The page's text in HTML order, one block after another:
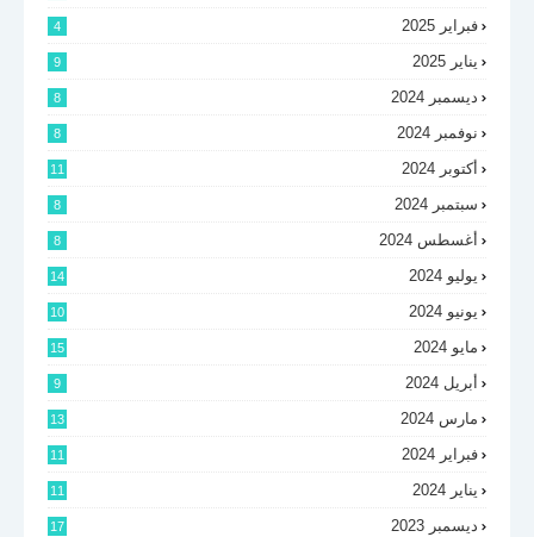
فبراير 2025 4
يناير 2025 9
ديسمبر 2024 8
نوفمبر 2024 8
أكتوبر 2024 11
سبتمبر 2024 8
أغسطس 2024 8
يوليو 2024 14
يونيو 2024 10
مايو 2024 15
أبريل 2024 9
مارس 2024 13
فبراير 2024 11
يناير 2024 11
ديسمبر 2023 17